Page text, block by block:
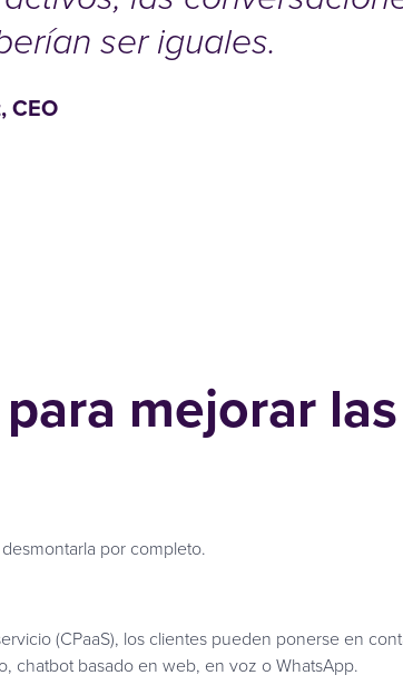
ser iguales.
CEO
mejorar
por completo.
(CPaaS), los clientes pueden ponerse en
chatbot basado en web, en voz o WhatsApp.